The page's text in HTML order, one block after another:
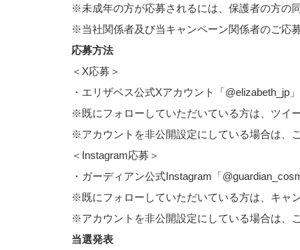
※未成年の方が応募されるには、保護者の方の
※当社関係者及び当キャンペーン関係者のご応
応募方法
＜X応募＞
・エリザベス公式Xアカウント「@elizabeth_jp
※既にフォローしていただいている方は、ツイ
※アカウントを非公開設定にしている場合は、
＜Instagram応募＞
・ガーディアン公式Instagram「
※既にフォローしていただいている方は、キャ
※アカウントを非公開設定にしている場合は、
当選発表